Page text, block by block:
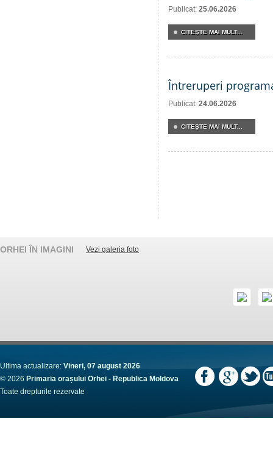
Publicat: 25.06.2026
CITEŞTE MAI MULT...
Întreruperi
Publicat: 24.06.2026
CITEŞTE MAI MULT...
ORHEI ÎN IMAGINI Vezi galeria foto
Ultima actualizare: Vineri, 07 august 2026
© 2026 Primaria orașului Orhei - Republica Moldova
Toate drepturile rezervate